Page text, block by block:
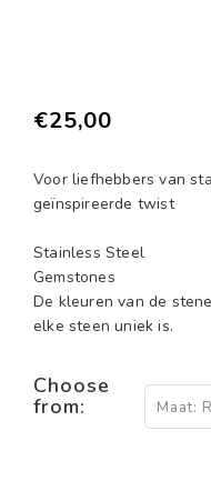
€25,00
Voor liefhebbers van
geïnspireerde twist
Stainless Steel
Gemstones
De kleuren van de
elke steen uniek is.
Choose
from: Maat: